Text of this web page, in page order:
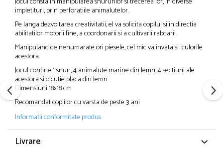
impletituri, prin perforatiile animalutelor.
Pe langa dezvoltarea creativitatii, el va solicita copilul si in directia
abilitatilor motorii fine, a coordonarii si a cultivarii rabdarii.
Manipuland de nenumarate ori piesele, cel mic va invata si culorile
acestora.
Jocul contine 1 snur , 4 animalute marine din lemn, 4 sectiuni ale
acestora si o cutie placa din lemn.
Dimensiuni 18x18 cm
Recomandat copiilor cu varsta de peste 3 ani
Informatii conformitate produs
Livrare